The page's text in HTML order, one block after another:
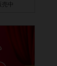
売中